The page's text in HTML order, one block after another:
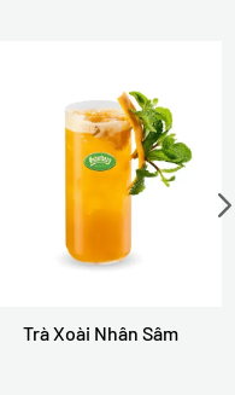
Trà Xoài Nhân Sâm